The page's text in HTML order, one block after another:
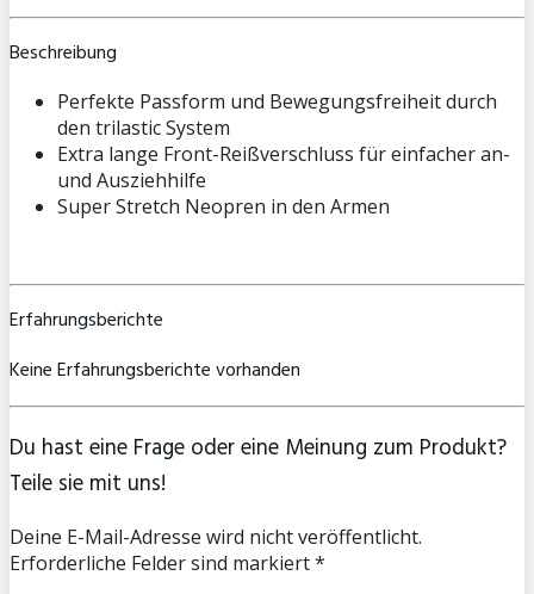
Beschreibung
Perfekte Passform und Bewegungsfreiheit durch
den trilastic System
Extra lange Front-Reißverschluss für einfacher an-
und Ausziehhilfe
Super Stretch Neopren in den Armen
Erfahrungsberichte
Keine Erfahrungsberichte vorhanden
Du hast eine Frage oder eine Meinung zum Produkt?
Teile sie mit uns!
Deine E-Mail-Adresse wird nicht veröffentlicht.
Erforderliche Felder sind markiert *